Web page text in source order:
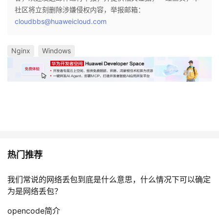
证
实
的
藏
持
建
社区将立刻删除涉嫌侵权内容，举报邮箱：
cloudbbs@huaweicloud.com
Nginx Windows
热门推荐
我们常说的网络丢包到底是什么意思，什么情况下可以确定
为是网络丢包？
opencode简介